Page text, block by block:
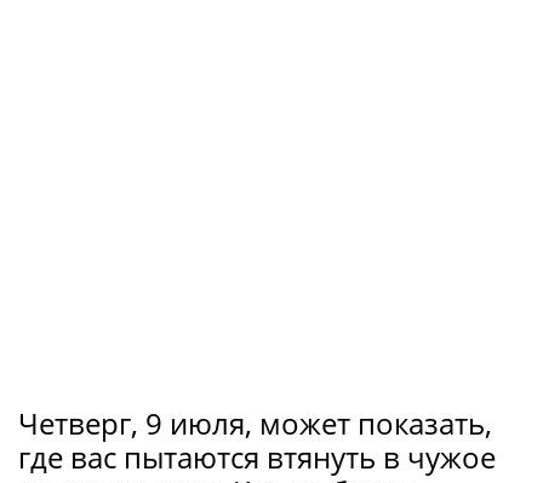
Четверг, 9 июля, может показать,
где вас пытаются втянуть в чужое